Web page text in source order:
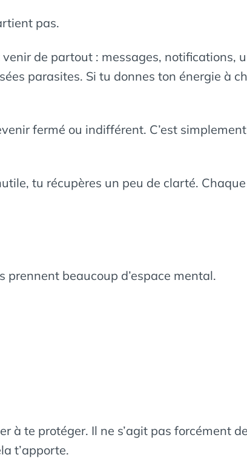
pas.
de partout : messages, notifications,
parasites. Si tu donnes ton énergie à
fermé ou indifférent. C’est
tu récupères un peu de clarté.
beaucoup d’espace mental.
à te protéger. Il ne s’agit pas forcément
t’apporte.